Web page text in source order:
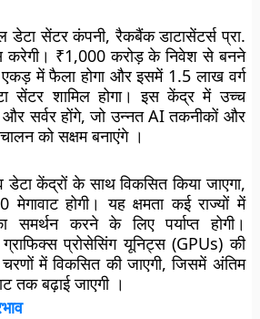
डेटा सेंटर कंपनी, रैकबैंक डाटासेंटर्स प्रा.
करेगी। ₹1,000 करोड़ के निवेश से बनने
में फैला होगा और इसमें 1.5 लाख वर्ग
सेंटर शामिल होगा। इस केंद्र में उच्च
और सर्वर होंगे, जो उन्नत AI तकनीकों और
को सक्षम बनाएंगे ।
केंद्रों के साथ विकसित किया जाएगा,
मेगावाट होगी। यह क्षमता कई राज्यों में
समर्थन करने के लिए पर्याप्त होगी।
प्रोसेसिंग यूनिट्स (GPUs) की
चरणों में विकसित की जाएगी, जिसमें अंतिम
तक बढ़ाई जाएगी ।